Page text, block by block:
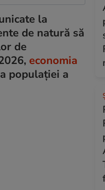
la
de natură să
de
economia
populației a